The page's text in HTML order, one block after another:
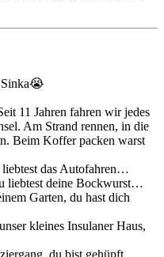
Sinka😭
11 Jahren fahren wir jedes
Am Strand rennen, in die
Beim Koffer packen warst
das Autofahren…
liebtest deine Bockwurst…
Garten, du hast dich
kleines Insulaner Haus,